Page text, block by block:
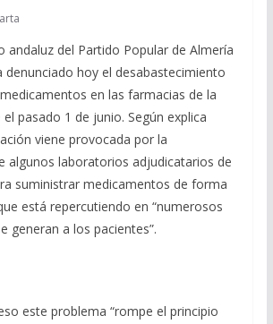
andaluz del Partido Popular de Almería
denunciado hoy el desabastecimiento
en las farmacias de la
pasado 1 de junio. Según explica
viene provocada por la
algunos laboratorios adjudicatarios de
suministrar medicamentos de forma
está repercutiendo en “numerosos
generan a los pacientes”.
este problema “rompe el principio